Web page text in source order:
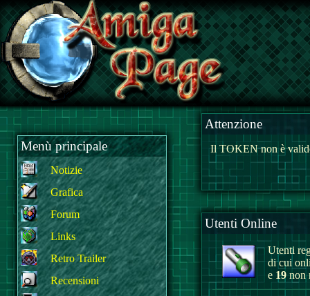
Menù principale
Notizie
Grafica
Forum
Links
Retro Trailer
Recensioni
Attenzione
Il TOKEN non è
Utenti Online
Utenti
di cui
e 19 non